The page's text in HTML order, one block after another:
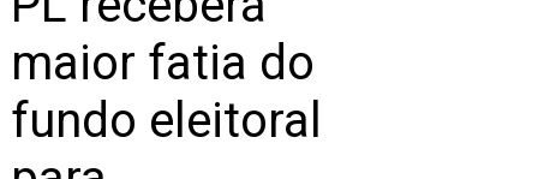
maior fatia do
fundo eleitoral